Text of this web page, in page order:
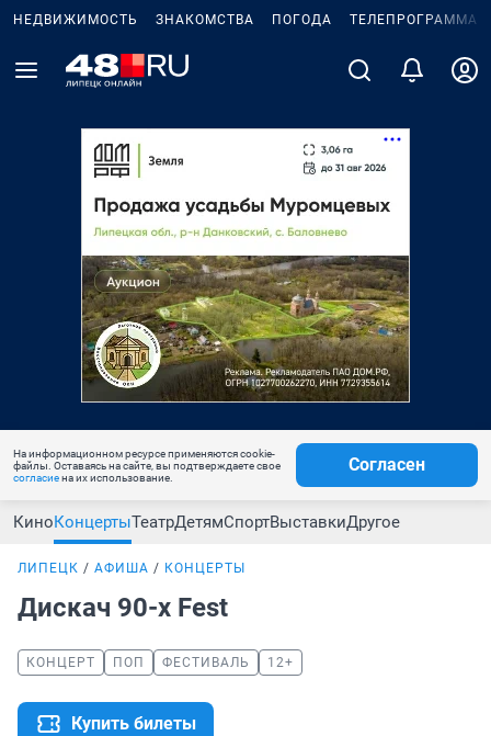
НЕДВИЖИМОСТЬ ЗНАКОМСТВА ПОГОДА ТЕЛЕПРОГРАММА
На информационном ресурсе применяются cookie-
файлы. Оставаясь на сайте, вы подтверждаете свое
согласиена их использование.
Согласен
КиноКонцертыТеатрДетямСпортВыставкиДругое
ЛИПЕЦК АФИША КОНЦЕРТЫ
Дискач 90-х Fest
КОНЦЕРТ ПОП ФЕСТИВАЛЬ 12+
Купить билеты